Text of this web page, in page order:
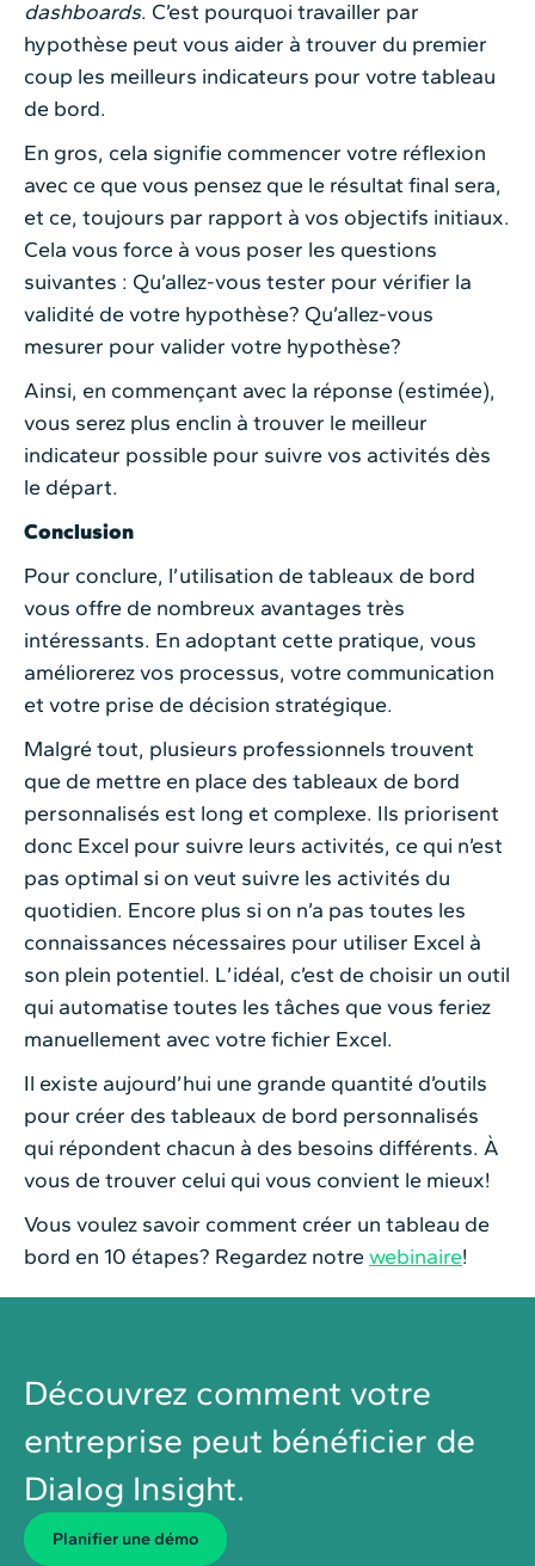
dashboards. C’est pourquoi travailler par
hypothèse peut vous aider à trouver du premier
coup les meilleurs indicateurs pour votre tableau
de bord.
En gros, cela signifie commencer votre réflexion
avec ce que vous pensez que le résultat final sera,
et ce, toujours par rapport à vos objectifs initiaux.
Cela vous force à vous poser les questions
suivantes : Qu’allez-vous tester pour vérifier la
validité de votre hypothèse? Qu’allez-vous
mesurer pour valider votre hypothèse?
Ainsi, en commençant avec la réponse (estimée),
vous serez plus enclin à trouver le meilleur
indicateur possible pour suivre vos activités dès
le départ.
Conclusion
Pour conclure, l’utilisation de tableaux de bord
vous offre de nombreux avantages très
intéressants. En adoptant cette pratique, vous
améliorerez vos processus, votre communication
et votre prise de décision stratégique.
Malgré tout, plusieurs professionnels trouvent
que de mettre en place des tableaux de bord
personnalisés est long et complexe. Ils priorisent
donc Excel pour suivre leurs activités, ce qui n’est
pas optimal si on veut suivre les activités du
quotidien. Encore plus si on n’a pas toutes les
connaissances nécessaires pour utiliser Excel à
son plein potentiel. L’idéal, c’est de choisir un outil
qui automatise toutes les tâches que vous feriez
manuellement avec votre fichier Excel.
Il existe aujourd’hui une grande quantité d’outils
pour créer des tableaux de bord personnalisés
qui répondent chacun à des besoins différents. À
vous de trouver celui qui vous convient le mieux!
Vous voulez savoir comment créer un tableau de
bord en 10 étapes? Regardez notre webinaire!
Découvrez comment votre
entreprise peut bénéficier de
Dialog Insight.
Planiﬁer une démo